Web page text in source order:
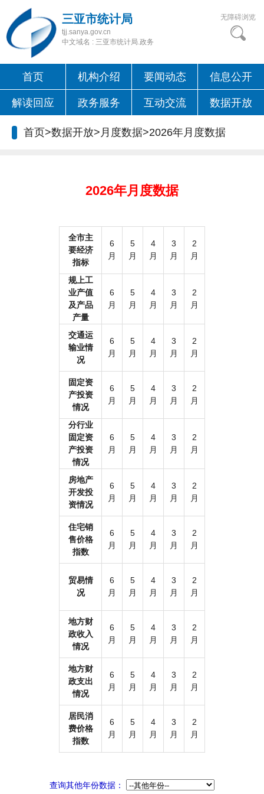
三亚市统计局
tjj.sanya.gov.cn
中文域名 : 三亚市统计局.政务
无障碍浏览
首页 机构介绍 要闻动态 信息公开
解读回应 政务服务 互动交流 数据开放
首页>数据开放> 月度数据>2026年月度数据
2026年月度数据
全市主
要经济
指标
6
月
5
月
4
月
3
月
2
月
规上工
业产值
及产品
产量
6
月
5
月
4
月
3
月
2
月
交通运
输业情
况
6
月
5
月
4
月
3
月
2
月
固定资
产投资
情况
6
月
5
月
4
月
3
月
2
月
分行业
固定资
产投资
情况
6
月
5
月
4
月
3
月
2
月
房地产
开发投
资情况
6
月
5
月
4
月
3
月
2
月
住宅销
售价格
指数
6
月
5
月
4
月
3
月
2
月
贸易情
况
6
月
5
月
4
月
3
月
2
月
地方财
政收入
情况
6
月
5
月
4
月
3
月
2
月
地方财
政支出
情况
6
月
5
月
4
月
3
月
2
月
居民消
费价格
指数
6
月
5
月
4
月
3
月
2
月
查询其他年份数据：